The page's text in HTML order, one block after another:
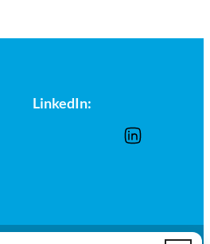
LinkedIn: